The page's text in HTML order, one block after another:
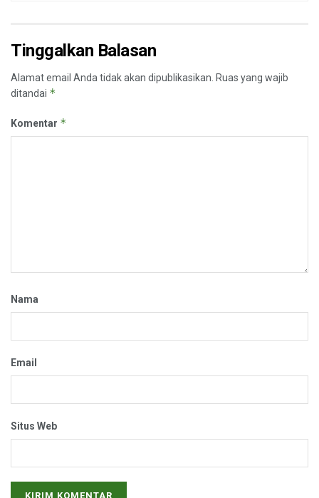
Tinggalkan Balasan
Alamat email Anda tidak akan dipublikasikan. Ruas yang wajib
ditandai *
Komentar *
Nama
Email
Situs Web